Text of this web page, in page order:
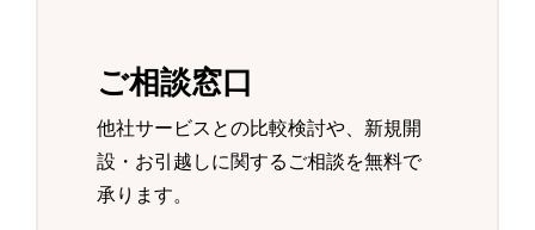
ご相談窓口
他社サービスとの比較検討や、新規開
設・お引越しに関するご相談を無料で
承ります。